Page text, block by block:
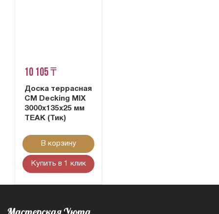
10 105 ₸
Доска террасная
CM Decking MIX
3000х135х25 мм
TEAK (Тик)
В корзину
Купить в 1 клик